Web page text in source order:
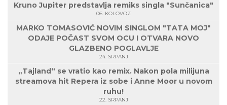
Kruno Jupiter predstavlja remiks singla "Sunčanica"
06. KOLOVOZ
MARKO TOMASOVIĆ NOVIM SINGLOM "TATA MOJ"
ODAJE POČAST SVOM OCU I OTVARA NOVO
GLAZBENO POGLAVLJE
24. SRPANJ
„Tajland“ se vratio kao remix. Nakon pola milijuna
streamova hit Repera iz sobe i Anne Moor u novom
ruhu!
22. SRPANJ